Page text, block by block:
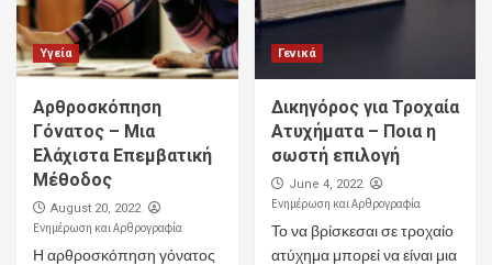
Υγεία
Αρθροσκόπηση
Γόνατος – Μια
Ελάχιστα Επεμβατική
Μέθοδος
August 20, 2022
Ενημέρωση και Αρθρογραφία
Η αρθροσκόπηση γόνατος
Γενικά
Δικηγόρος για Τροχαία
Ατυχήματα – Ποια η
σωστή επιλογή
June 4, 2022
Ενημέρωση και Αρθρογραφία
Το να βρίσκεσαι σε τροχαίο
ατύχημα μπορεί να είναι μια